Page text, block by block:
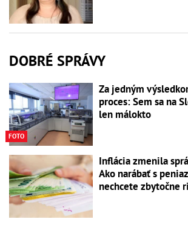
DOBRÉ SPRÁVY
FOTO
Za jedným
proces: Sem sa na
len málokto
Inflácia zmenila
Ako narábať s
nechcete zbytočne